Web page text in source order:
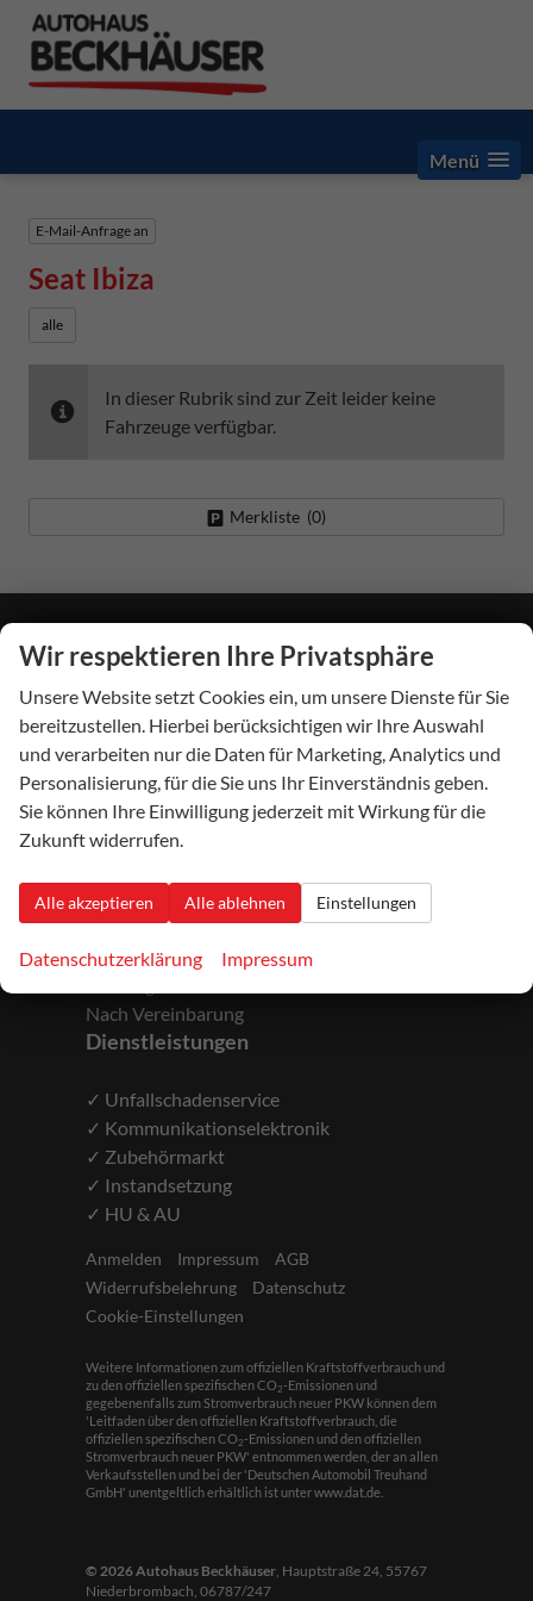
Menü
E-Mail-Anfrage an
Seat Ibiza
alle
In dieser Rubrik sind zur Zeit leider keine
Fahrzeuge verfügbar.
Merkliste (0)
Autohaus Beckhäuser
Hauptstraße 24
55767Niederbrombach
Telefon:
06787/247
E-Mail:
verkauf@autohaus-beckhaeuser.de
Montag bis Freitag:
Nach Vereinbarung
Nach Vereinbarung
Dienstleistungen
✓ Unfallschadenservice
✓ Kommunikationselektronik
✓ Zubehörmarkt
✓ Instandsetzung
✓ HU & AU
Anmelden Impressum
AGB
Widerrufsbelehrung
Datenschutz
Cookie-Einstellungen
Weitere Informationen zum offiziellen Kraftstoffverbrauch und
zu den offiziellen spezifischen CO2-Emissionen und
gegebenenfalls zum Stromverbrauch neuer PKW können dem
'Leitfaden über den offiziellen Kraftstoffverbrauch, die
offiziellen spezifischen CO2-Emissionen und den offiziellen
Stromverbrauch neuer PKW' entnommen werden, der an allen
Verkaufsstellen und bei der 'Deutschen Automobil Treuhand
GmbH' unentgeltlich erhältlich ist unter www.dat.de.
© 2026Autohaus Beckhäuser Hauptstraße 24 55767
Niederbrombach, 06787/247
Wir respektieren Ihre Privatsphäre
Unsere Website setzt Cookies ein, um unsere Dienste für Sie
bereitzustellen. Hierbei berücksichtigen wir Ihre Auswahl
und verarbeiten nur die Daten für Marketing, Analytics und
Personalisierung, für die Sie uns Ihr Einverständnis geben.
Sie können Ihre Einwilligung jederzeit mit Wirkung für die
Zukunft widerrufen.
Alle akzeptieren Alle ablehnen Einstellungen
Datenschutzerklärung Impressum